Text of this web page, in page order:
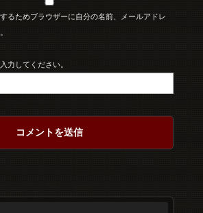
るためブラウザーに自分の名前、メールアドレ
力してください。